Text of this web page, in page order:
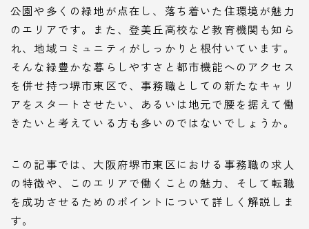
公園や多くの緑地が点在し、落ち着いた住環境が魅力
のエリアです。また、登美丘高校など教育機関も知ら
れ、地域コミュニティがしっかりと根付いています。
そんな緑豊かな暮らしやすさと都市機能へのアクセス
を併せ持つ堺市東区で、事務職としての新たなキャリ
アをスタートさせたい、あるいは地元で腰を据えて働
きたいと考えている方も多いのではないでしょうか。
この記事では、大阪府堺市東区における事務職の求人
の特徴や、このエリアで働くことの魅力、そして転職
を成功させるためのポイントについて詳しく解説しま
す。